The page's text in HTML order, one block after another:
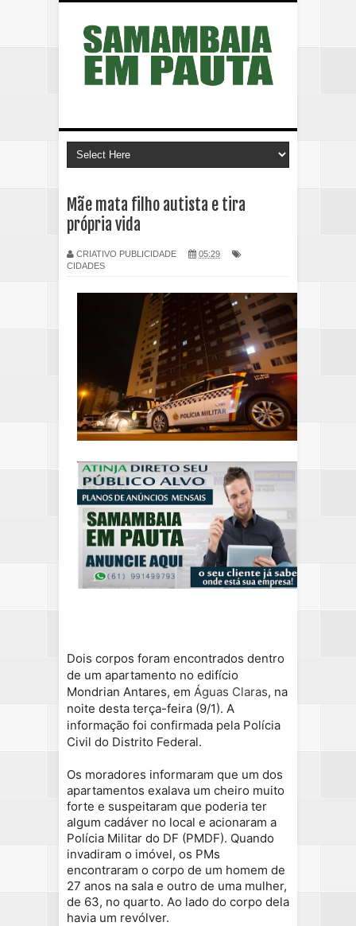
Mãe mata filho autista e tira
própria vida
CRIATIVO PUBLICIDADE
05:29
CIDADES
Dois corpos foram encontrados dentro
de um apartamento no edifício
Mondrian Antares, em Águas Claras, na
noite desta terça-feira (9/1). A
informação foi confirmada pela Polícia
Civil do Distrito Federal.
Os moradores informaram que um dos
apartamentos exalava um cheiro muito
forte e suspeitaram que poderia ter
algum cadáver no local e acionaram a
Polícia Militar do DF (PMDF). Quando
invadiram o imóvel, os PMs
encontraram o corpo de um homem de
27 anos na sala e outro de uma mulher,
de 63, no quarto. Ao lado do corpo dela
havia um revólver.